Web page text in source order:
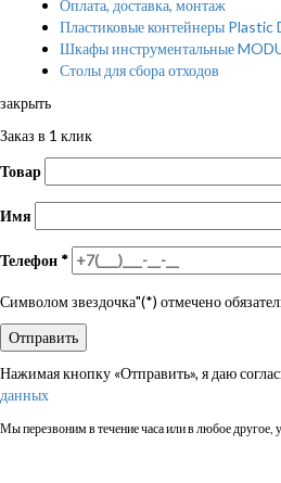
Оплата, доставка, монтаж
Пластиковые контейнеры Plastic
Шкафы инструментальные
Столы для сбора отходов
закрыть
Заказ в 1 клик
Товар
Имя
Телефон *
Символом звездочка"(*) отмечено
Нажимая кнопку «Отправить», я даю
данных
Мы перезвоним в течение часа или в любое другое,